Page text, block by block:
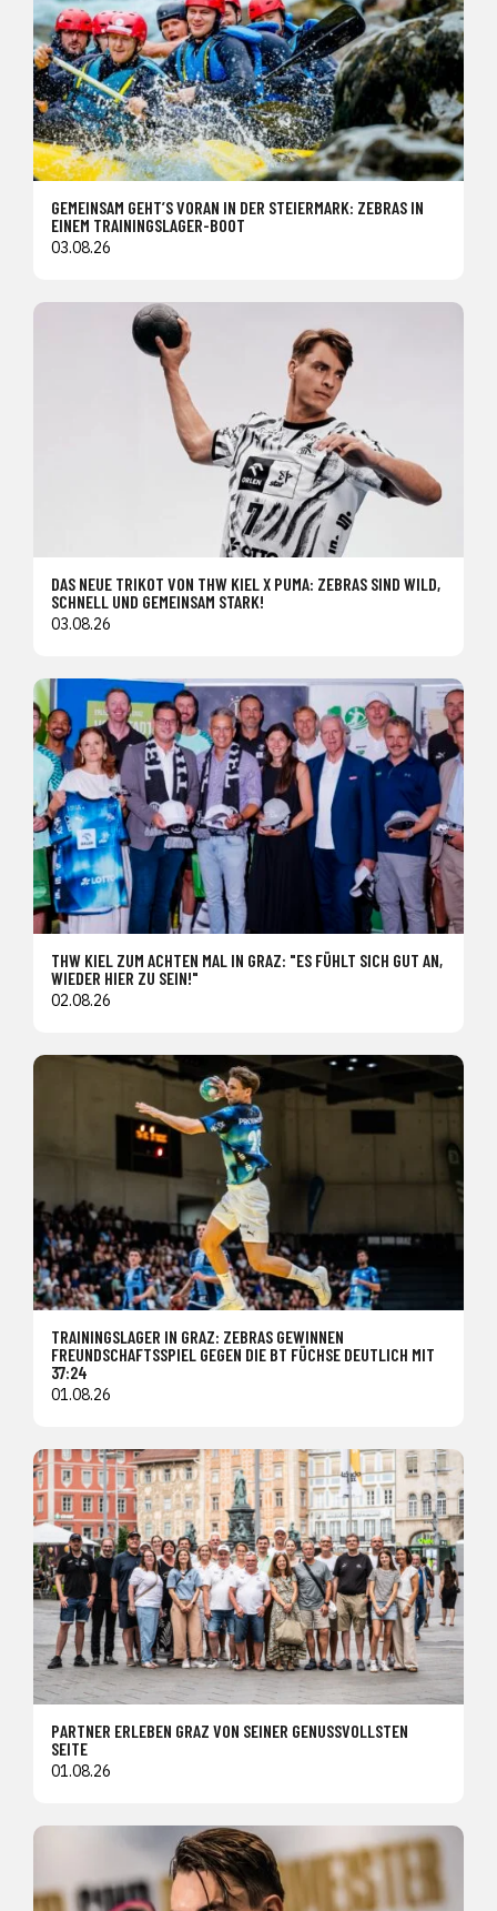
GEMEINSAM GEHT’S VORAN IN DER STEIERMARK: ZEBRAS IN
EINEM TRAININGSLAGER-BOOT
03.08.26
DAS NEUE TRIKOT VON THW KIEL X PUMA: ZEBRAS SIND WILD,
SCHNELL UND GEMEINSAM STARK!
03.08.26
THW KIEL ZUM ACHTEN MAL IN GRAZ: "ES FÜHLT SICH GUT AN,
WIEDER HIER ZU SEIN!"
02.08.26
TRAININGSLAGER IN GRAZ: ZEBRAS GEWINNEN
FREUNDSCHAFTSSPIEL GEGEN DIE BT FÜCHSE DEUTLICH MIT
37:24
01.08.26
PARTNER ERLEBEN GRAZ VON SEINER GENUSSVOLLSTEN
SEITE
01.08.26